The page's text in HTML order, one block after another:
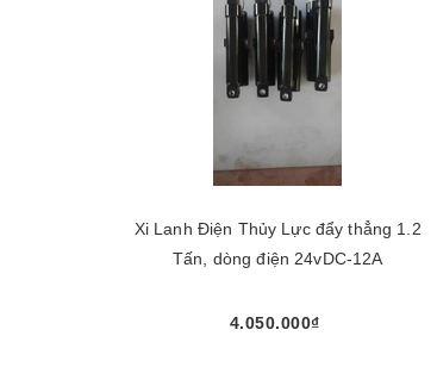
Xi Lanh Điện Thủy Lực đẩy thẳng 1.2
Tấn, dòng điện 24vDC-12A
4.050.000₫